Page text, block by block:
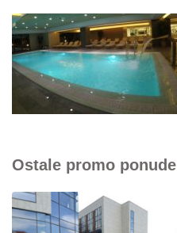
Ostale promo ponude